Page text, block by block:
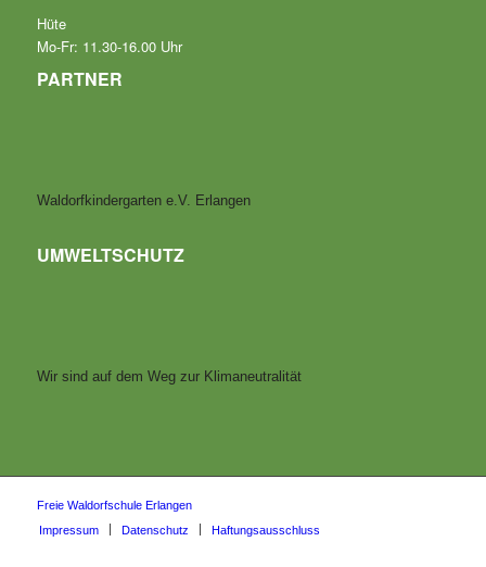
Hüte
Mo-Fr: 11.30-16.00 Uhr
PARTNER
Waldorfkindergarten e.V. Erlangen
UMWELTSCHUTZ
Wir sind auf dem Weg zur Klimaneutralität
Freie Waldorfschule Erlangen
Impressum
Datenschutz Haftungsausschluss